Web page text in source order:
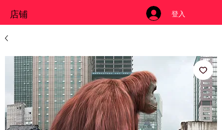
店铺 登入